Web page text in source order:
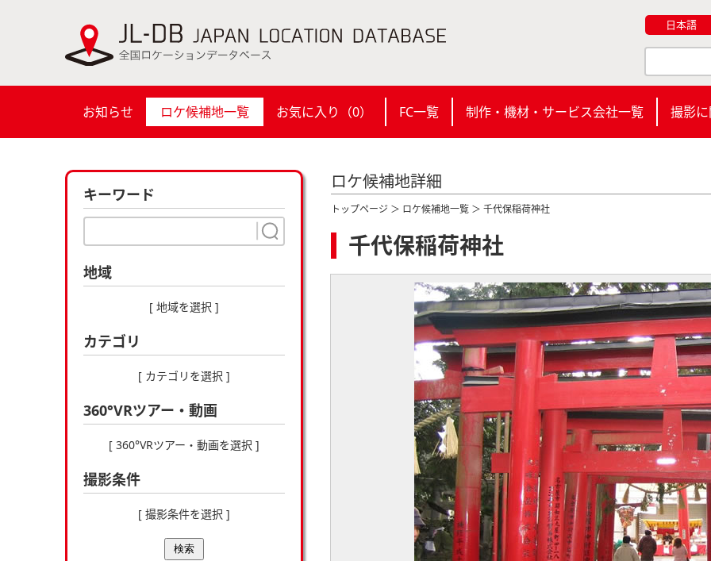
日本語
お知らせ ロケ候補地一覧 お気に入り（0） FC一覧 制作・機材・サービス会社一覧 撮影
キーワード
地域
[ 地域を選択 ]
カテゴリ
[ カテゴリを選択 ]
360°VRツアー・動画
[ 360°VRツアー・動画を選択 ]
撮影条件
[ 撮影条件を選択 ]
検索
ロケ候補地詳細
トップページ ＞ ロケ候補地一覧 ＞ 千代保稲荷神社
千代保稲荷神社